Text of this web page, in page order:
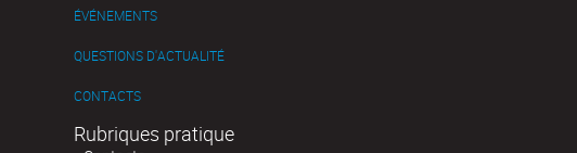
ÉVÉNEMENTS
QUESTIONS D'ACTUALITÉ
CONTACTS
Rubriques pratique